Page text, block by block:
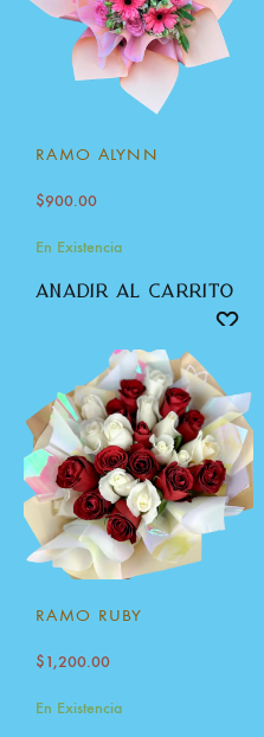
RAMO ALYNN
$900.00
En Existencia
añadir al carrito
RAMO RUBY
$1,200.00
En Existencia